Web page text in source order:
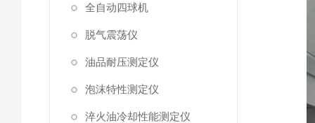
全自动四球机
脱气震荡仪
油品耐压测定仪
泡沫特性测定仪
淬火油冷却性能测定仪